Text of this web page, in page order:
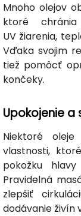
Mnoho olejov
ktoré
UV žiarenia,
Vďaka svojim
tiež pomôcť
končeky.
Upokojenie
Niektoré
vlastnosti,
pokožku
Pravidelná
zlepšiť
dodávanie živín